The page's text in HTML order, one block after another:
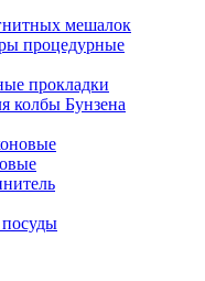
мешалок
процедурные
прокладки
колбы Бунзена